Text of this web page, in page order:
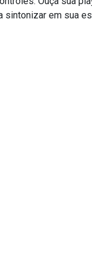
sintonizar em sua